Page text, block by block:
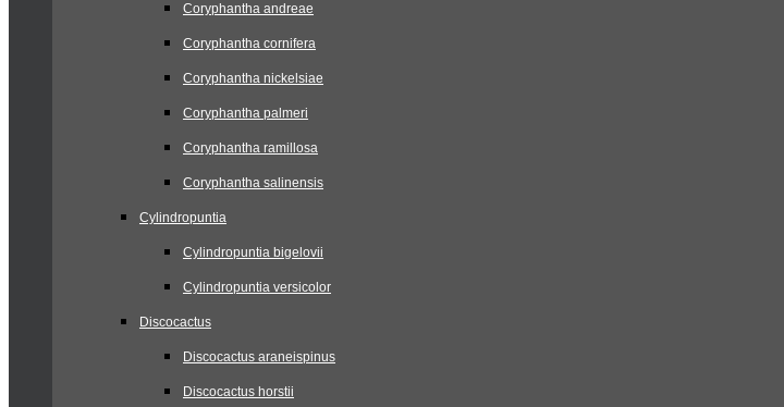
Coryphantha andreae
Coryphantha cornifera
Coryphantha nickelsiae
Coryphantha palmeri
Coryphantha ramillosa
Coryphantha salinensis
Cylindropuntia
Cylindropuntia bigelovii
Cylindropuntia versicolor
Discocactus
Discocactus araneispinus
Discocactus horstii